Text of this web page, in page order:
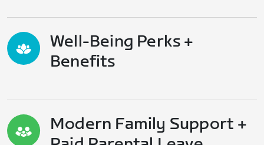
Well-Being Perks +
Benefits
Modern Family Support +